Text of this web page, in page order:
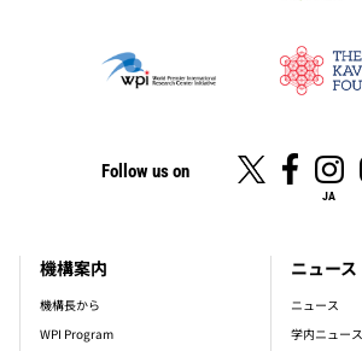
Follow us on
JA
footer_main_menu
機構案内
機構長から
WPI Program
ニュース
ニュース
学内ニュース